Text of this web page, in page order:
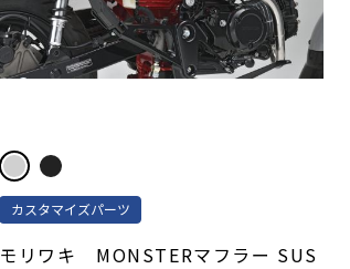
カスタマイズパーツ
モリワキ MONSTERマフラー SUS